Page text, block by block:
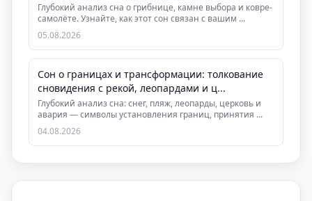
Глубокий анализ сна о грибнице, камне выбора и ковре-
самолёте. Узнайте, как этот сон связан с вашим ...
05.08.2026
Сон о границах и трансформации: толкование
сновидения с рекой, леопардами и ц...
Глубокий анализ сна: снег, пляж, леопарды, церковь и
авария — символы установления границ, принятия ...
04.08.2026